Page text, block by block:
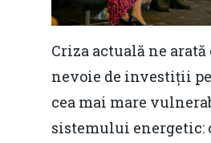
Criza actuală ne arată
nevoie de investiții
cea mai mare
sistemului energetic: